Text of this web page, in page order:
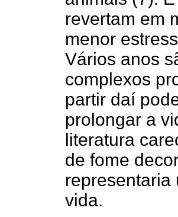
revertam em
menor
Vários anos
complexos
partir daí
prolongar a
literatura
de fome
representaria
vida.